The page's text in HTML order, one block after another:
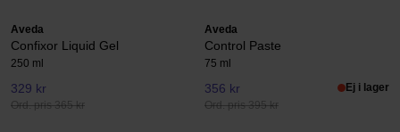
Aveda
Confixor Liquid Gel
250 ml
329 kr
Ord. pris 365 kr
Aveda
Control Paste
75 ml
356 kr
Ord. pris 395 kr
Ej i lager